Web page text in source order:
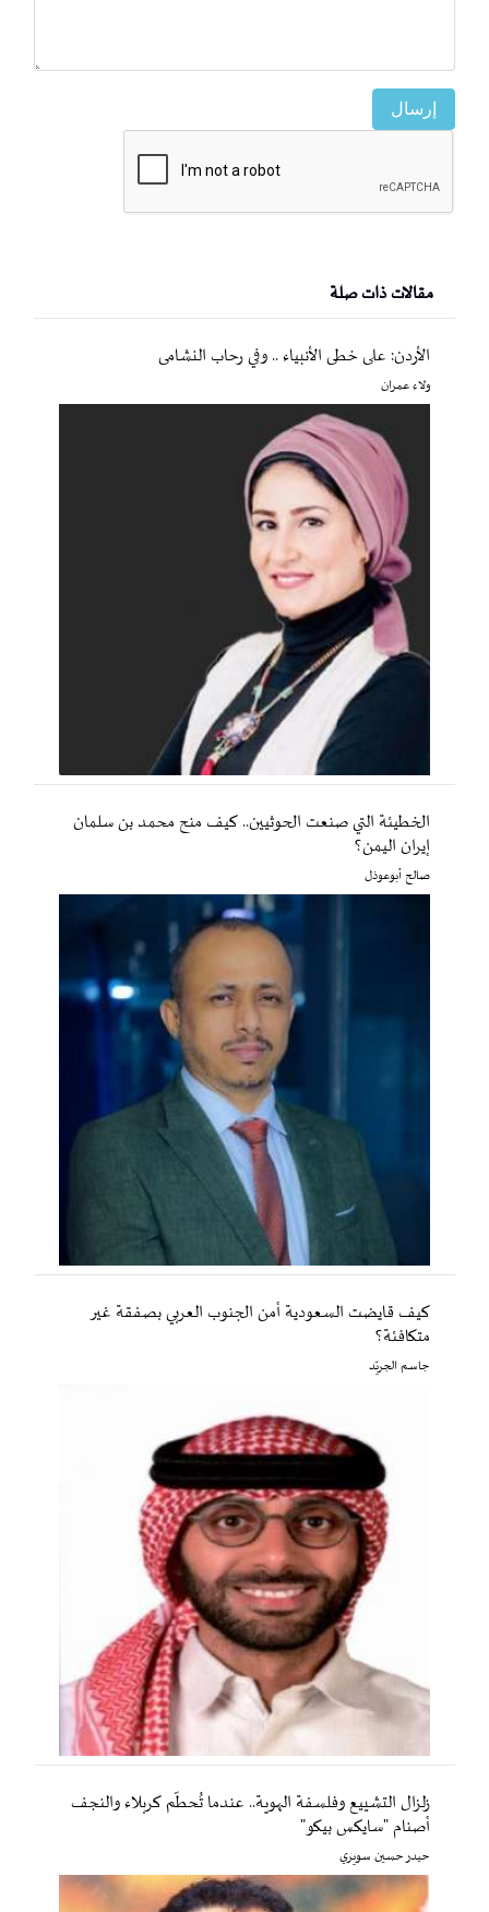
إرسال
مقالات ذات صلة
الأردن: على خطى الأنبياء .. وفي رحاب النشامى
ولاء عمران
الخطيئة التي صنعت الحوثيين.. كيف منح محمد بن سلمان
إيران اليمن؟
صالح أبوعوذل
كيف قايضت السعودية أمن الجنوب العربي بصفقة غير
متكافئة؟
جاسم الجريّد
زلزال التشييع وفلسفة الهوية.. عندما تُحطّم كربلاء والنجف
أصنام "سايكس بيكو"
حيدر حسين سويري